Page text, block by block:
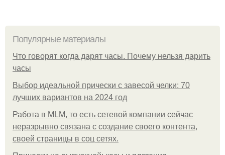
Популярные материалы
Что говорят когда дарят часы. Почему нельзя дарить
часы
Выбор идеальной прически с завесой челки: 70
лучших вариантов на 2024 год
Работа в MLM, то есть сетевой компании сейчас
неразрывно связана с создание своего контента,
своей страницы в соц сетях.